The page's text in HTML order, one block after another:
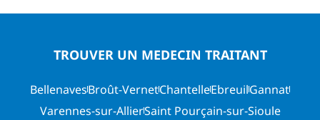
TROUVER UN MEDECIN TRAITANT
BellenavesBroût-VernetChantelleEbreuilGannat
Varennes-sur-AllierSaint Pourçain-sur-Sioule